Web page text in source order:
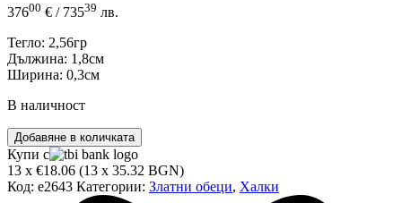
37600 € / 73539 лв.
Тегло: 2,56гр
Дължина: 1,8см
Ширина: 0,3см
В наличност
количество
за
Златни
обеци
Добавяне в количката
Купи с
13 x €18.06 (13 x 35.32 BGN)
Код: e2643 Категории: Златни обеци, Халки